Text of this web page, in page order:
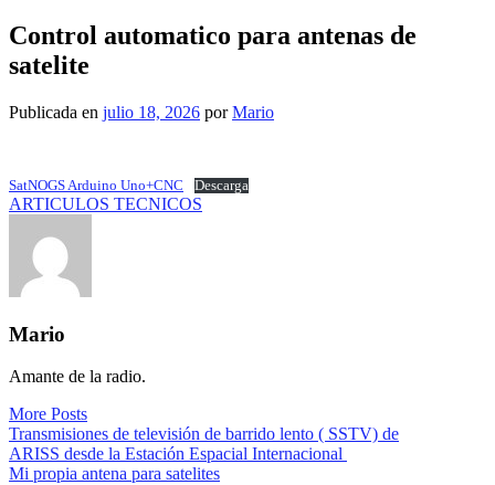
Control automatico para antenas de
satelite
Publicada en julio 18, 2026 porMario
SatNOGS Arduino Uno+CNC Descarga
ARTICULOS TECNICOS
Mario
Amante de la radio.
More Posts
Navegación
de
Transmisiones de televisión de barrido lento ( SSTV) de
ARISS desde la Estación Espacial Internacional
Mi propia antena para satelites